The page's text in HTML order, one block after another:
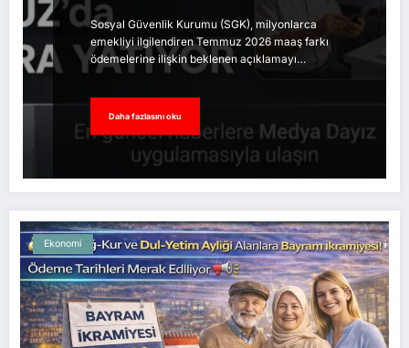
Sosyal Güvenlik Kurumu (SGK), milyonlarca
emekliyi ilgilendiren Temmuz 2026 maaş farkı
ödemelerine ilişkin beklenen açıklamayı…
Daha fazlasını oku
Ekonomi